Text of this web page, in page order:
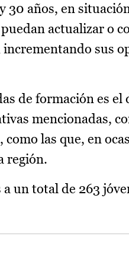
30 años, en
actualizar o
sus
de formación es el
mencionadas,
las que, en
región.
un total de 263